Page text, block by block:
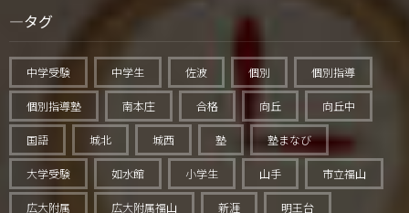
タグ
中学受験 中学生 佐波 個別 個別指導
個別指導塾 南本庄 合格 向丘 向丘中
国語 城北 城西 塾 塾まなび
大学受験 如水館 小学生 山手 市立福山
広大附属 広大附属福山 新涯 明王台